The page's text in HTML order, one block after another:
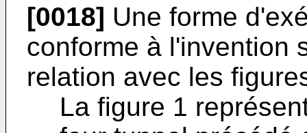
[0018] Une forme
conforme à l'invention
relation avec les
La figure 1